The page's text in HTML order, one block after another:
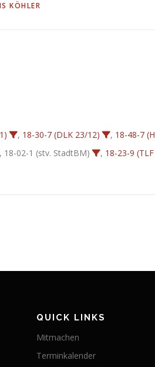
KÖHLER
, 18-30-7 (DLK 23/12) , 18-48-7
, 18-02-1 (stv. StadtBM) , 18-23-9
QUICK LINKS
Mitmachen
Terminkalender